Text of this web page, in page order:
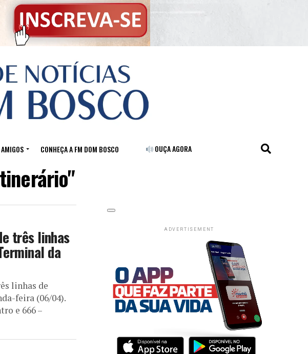
CONHEÇA A FM DOM BOSCO OUÇA AGORA
três linhas
da
linhas de
feira (06/04).
e 666 –
ADVERTISEMENT